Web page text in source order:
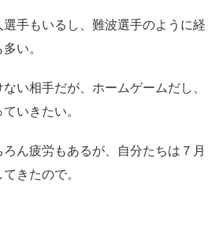
手もいるし、難波選手のように経
い。
い相手だが、ホームゲームだし、
いきたい。
ん疲労もあるが、自分たちは７月
きたので。